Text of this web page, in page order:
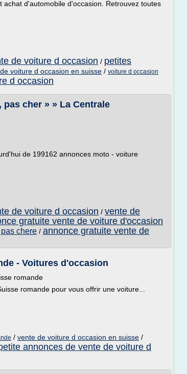
achat d'automobile d'occasion. Retrouvez toutes
de voiture d occasion / petites
voiture d occasion en suisse / voiture d occasion
d occasion
cher » » La Centrale
de 199162 annonces moto - voiture
de voiture d occasion / vente de
gratuite vente de voiture d'occasion
chere / annonce gratuite vente de
- Voitures d'occasion
romande
romande pour vous offrir une voiture...
/ vente de voiture d occasion en suisse /
annonces de vente de voiture d